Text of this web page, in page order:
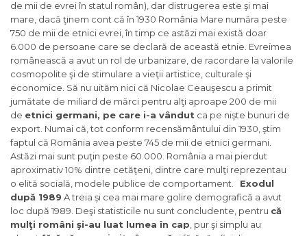
de mii de evrei în statul român), dar distrugerea este şi mai
mare, dacă ţinem cont că în 1930 România Mare număra peste
750 de mii de etnici evrei, în timp ce astăzi mai există doar
6.000 de persoane care se declară de această etnie. Evreimea
românească a avut un rol de urbanizare, de racordare la valorile
cosmopolite şi de stimulare a vieţii artistice, culturale şi
economice. Să nu uităm nici că Nicolae Ceauşescu a primit
jumătate de miliard de mărci pentru alţi aproape 200 de mii
de etnici germani, pe care i-a vândut ca pe nişte bunuri de
export. Numai că, tot conform recensământului din 1930, ştim
faptul că România avea peste 745 de mii de etnici germani.
Astăzi mai sunt puţin peste 60.000. România a mai pierdut
aproximativ 10% dintre cetăţeni, dintre care mulţi reprezentau
o elită socială, modele publice de comportament. Exodul
după 1989 A treia şi cea mai mare golire demografică a avut
loc după 1989. Deşi statisticile nu sunt concludente, pentru că
mulţi români şi-au luat lumea în cap , pur şi simplu au